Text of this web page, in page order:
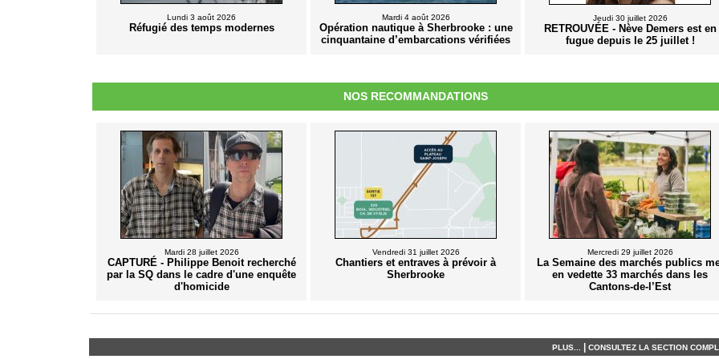
Lundi 3 août 2026
Réfugié des temps modernes
Mardi 4 août 2026
Opération nautique à Sherbrooke : une
cinquantaine d’embarcations vérifiées
Jeudi 30 juillet 2026
RETROUVÉE - Nève Demers est en
fugue depuis le 25 juillet !
NOS RECOMMANDATIONS
Mardi 28 juillet 2026
CAPTURÉ - Philippe Benoit recherché
par la SQ dans le cadre d'une enquête
d'homicide
Vendredi 31 juillet 2026
Chantiers et entraves à prévoir à
Sherbrooke
Mercredi 29 juillet 2026
La Semaine des marchés publics
en vedette 33 marchés dans les
Cantons-de-l’Est
PLUS... CONSULTEZ LA SECTION